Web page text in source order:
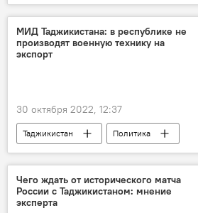
Сеул
Происшествия, ЧП, криминал
МИД Таджикистана: в республике не
производят военную технику на
экспорт
30 октября 2022, 12:37
Таджикистан
Политика
МИД Таджикистана
Чего ждать от исторического матча
России с Таджикистаном: мнение
эксперта